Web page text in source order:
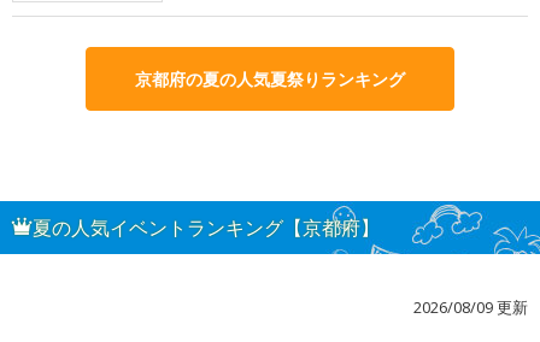
京都府の夏の人気夏祭りランキング
夏の人気イベントランキング【京都府】
2026/08/09 更新